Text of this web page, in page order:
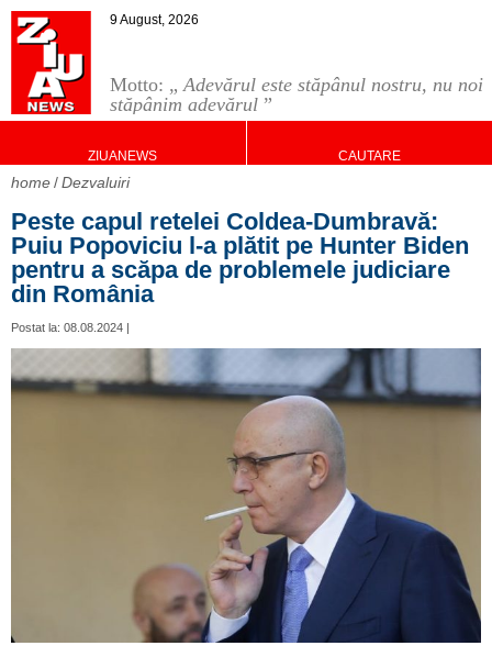
Motto: „Adevărul este stăpânul nostru, nu noi
stăpânim adevărul ”
9 August, 2026
ZIUANEWS CAUTARE
home Dezvaluiri
Peste capul retelei Coldea-Dumbravă:
Puiu Popoviciu l-a plătit pe Hunter Biden
pentru a scăpa de problemele judiciare
din România
Postat la: 08.08.2024 |